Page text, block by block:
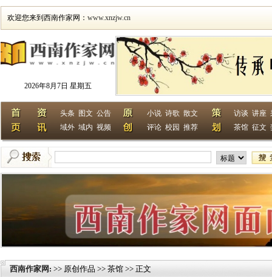
欢迎您来到西南作家网： www.xnzjw.cn
2026年8月7日 星期五
头条 图文 公告
域外 域内 视频
小说 诗歌 散文
评论 校园 推荐
访谈 讲座
茶馆 征文
西南作家网 : >> 原创作品 >> 茶馆 >> 正文